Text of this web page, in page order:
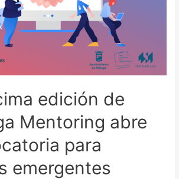
edición de
Mentoring abre
para
emergentes